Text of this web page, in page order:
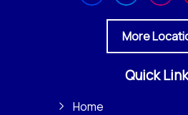
More
Quick
Home